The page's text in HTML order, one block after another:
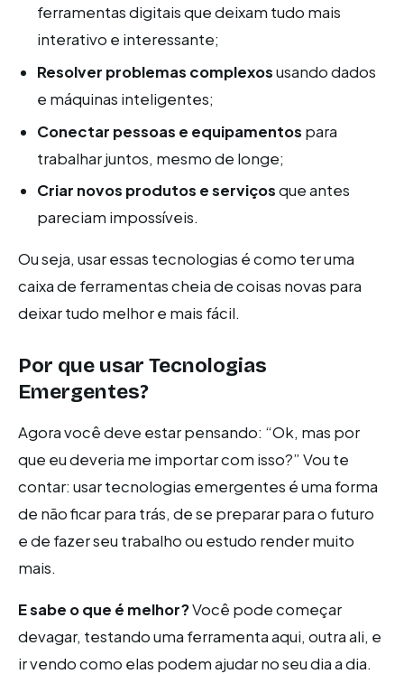
ferramentas digitais que deixam tudo mais
interativo e interessante;
Resolver problemas complexosusando dados
e máquinas inteligentes;
Conectar pessoas e equipamentos para
trabalhar juntos, mesmo de longe;
Criar novos produtos e serviçosque antes
pareciam impossíveis.
Ou seja, usar essas tecnologias é como ter uma
caixa de ferramentas cheia de coisas novas para
deixar tudo melhor e mais fácil.
Por que usar Tecnologias
Emergentes?
Agora você deve estar pensando: “Ok, mas por
que eu deveria me importar com isso?” Vou te
contar: usar tecnologias emergentes é uma forma
de não ficar para trás, de se preparar para o futuro
e de fazer seu trabalho ou estudo render muito
mais.
E sabe o que é melhor?Você pode começar
devagar, testando uma ferramenta aqui, outra ali, e
ir vendo como elas podem ajudar no seu dia a dia.